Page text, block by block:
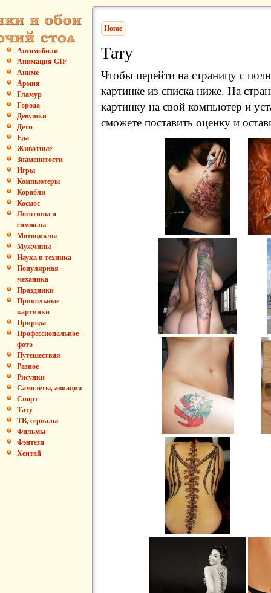
Автомобили
Анимация GIF
Аниме
Армия
Гламур
Города
Девушки
Дети
Еда
Животные
Знаменитости
Игры
Компьютеры
Корабли
Космос
Логотипы и
символы
Мотоциклы
Мужчины
Наука и техника
Популярная
механика
Праздники
Прикольные
картинки
Природа
Профессиональное
фото
Путешествия
Разное
Рисунки
Самолёты, авиация
Спорт
Тату
ТВ, сериалы
Фильмы
Фэнтези
Хентай
Home
Тату
Чтобы перейти на страницу с
картинке из списка ниже. На
картинку на свой компьютер и
сможете поставить оценку и